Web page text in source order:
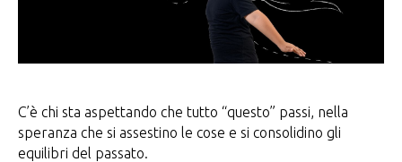
C’è chi sta aspettando che tutto “questo” passi, nella
speranza che si assestino le cose e si consolidino gli
equilibri del passato.